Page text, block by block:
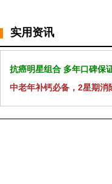
实用资讯
抗癌明星组合 多年口碑保
中老年补钙必备，2星期